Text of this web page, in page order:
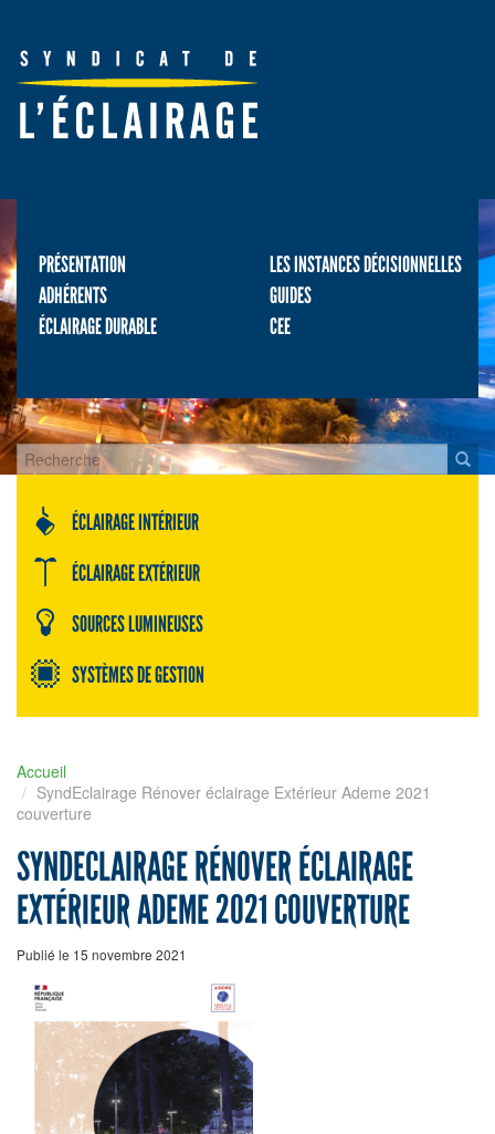
PRÉSENTATION
LES INSTANCES DÉCISIONNELLES
ADHÉRENTS
GUIDES
ÉCLAIRAGE DURABLE
CEE
ÉCLAIRAGE INTÉRIEUR
ÉCLAIRAGE EXTÉRIEUR
SOURCES LUMINEUSES
SYSTÈMES DE GESTION
Accueil
SyndEclairage Rénover éclairage Extérieur Ademe 2021
couverture
SYNDECLAIRAGE RÉNOVER ÉCLAIRAGE
EXTÉRIEUR ADEME 2021 COUVERTURE
Publié le 15 novembre 2021